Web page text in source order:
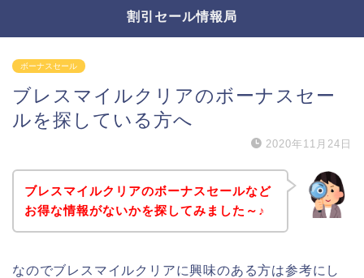
割引セール情報局
ボーナスセール
ブレスマイルクリアのボーナスセー
ルを探している方へ
2020年11月24日
ブレスマイルクリアのボーナスセールなど
お得な情報がないかを探してみました～♪
なのでブレスマイルクリアに興味のある方は参考にし